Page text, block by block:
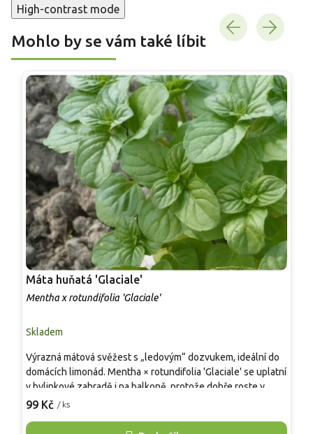
High-contrast mode
Mohlo by se vám také líbit
Máta huňatá 'Glaciale'
Mentha x rotundifolia 'Glaciale'
Skladem
99 Kč / ks
Výrazná mátová svěžest s „ledovým“ dozvukem, ideální do
domácích limonád. Mentha × rotundifolia 'Glaciale' se uplatní
v bylinkové zahradě i na balkoně, protože dobře roste v
záhonu i ve větším květináči. Dorůstá přibližně 40–80 cm,
obrůstají. Květy bývají fialové a objevují se v létě, obvykle od